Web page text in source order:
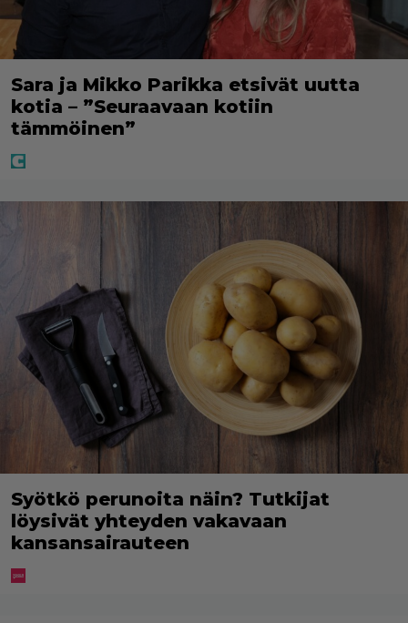
Sara ja Mikko Parikka etsivät uutta
kotia – ”Seuraavaan kotiin
tämmöinen”
Syötkö perunoita näin? Tutkijat
löysivät yhteyden vakavaan
kansansairauteen